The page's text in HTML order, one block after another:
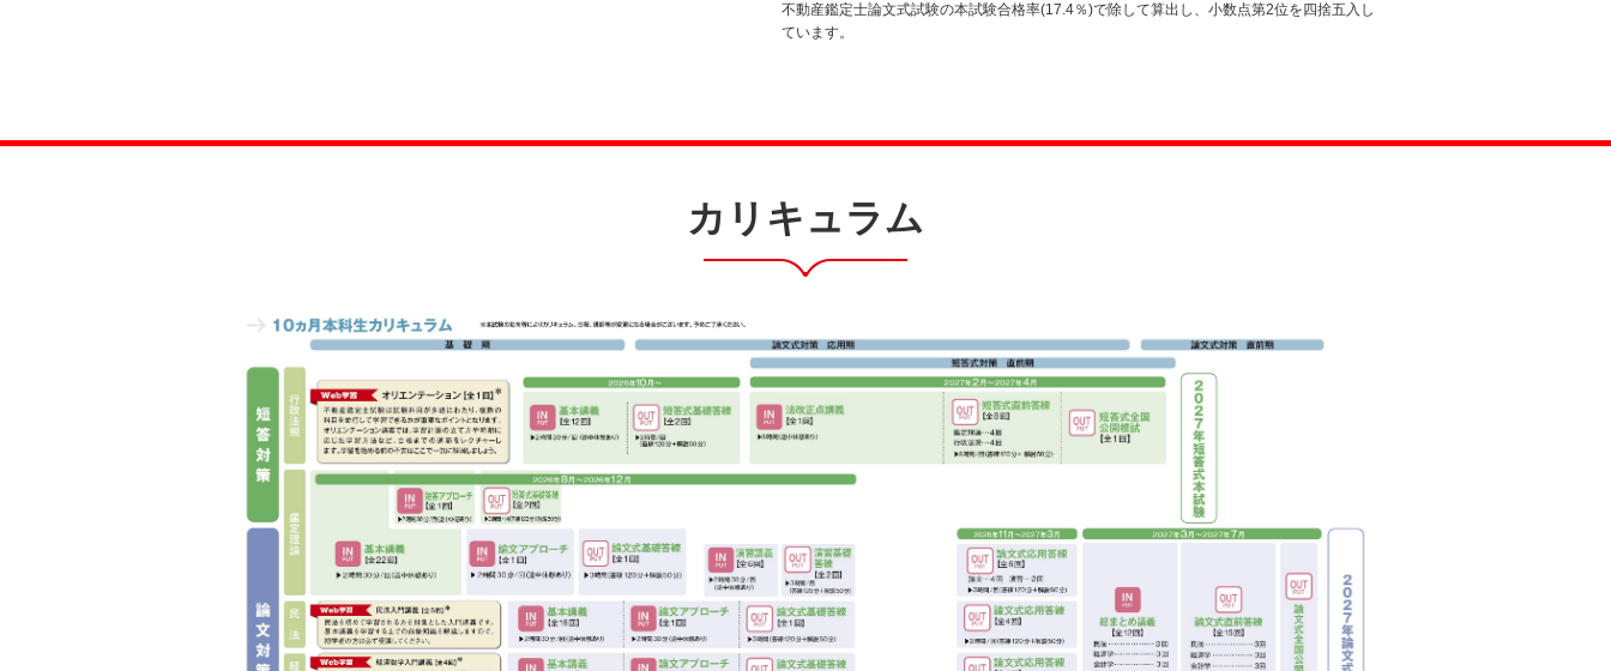
不動産鑑定士論文式試験の本試験合格率(17.4％)で除して算出し、小数点第2位を四捨五入し
ています。
カリキュラム